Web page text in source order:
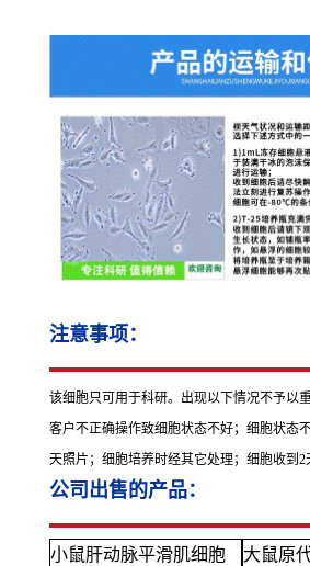
注意事项：
该细胞只可用于科研。出现以下情况不予以
客户不正确操作致细胞状态不好；细胞状态
天照片；细胞培养时经其它处理；细胞收到2
公司出售的产品：
小鼠肝动脉平滑肌细胞
大鼠原